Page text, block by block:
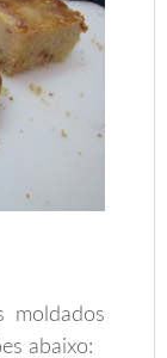
moldados
abaixo: